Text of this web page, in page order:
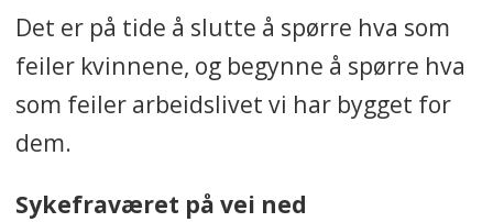
Det er på tide å slutte å spørre hva som
feiler kvinnene, og begynne å spørre hva
som feiler arbeidslivet vi har bygget for
dem.
Sykefraværet på vei ned